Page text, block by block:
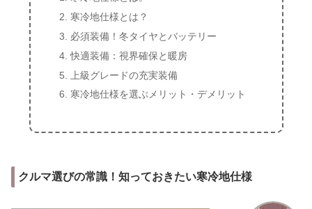
寒冷地仕様とは？
必須装備！冬タイヤとバッテリー
快適装備：視界確保と暖房
上級グレードの充実装備
寒冷地仕様を選ぶメリット・デメリット
クルマ選びの常識！知っておきたい寒冷地仕様